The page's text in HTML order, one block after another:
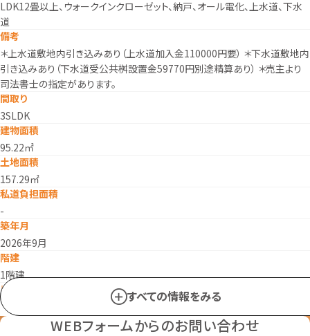
LDK12畳以上、ウォークインクローゼット、納戸、オール電化、上水道、下水
道
備考
＊上水道敷地内引き込みあり（上水道加入金110000円要） ＊下水道敷地内
引き込みあり（下水道受公共桝設置金59770円別途精算あり） ＊売主より
司法書士の指定があります。
間取り
3SLDK
建物面積
95.22㎡
土地面積
157.29㎡
私道負担面積
-
築年月
2026年9月
階建
1階建
リフォーム
なし
リノベーション
すべての情報をみる
WEBフォームからのお問い合わせ